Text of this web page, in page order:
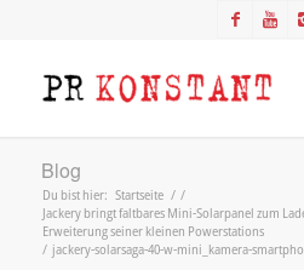
Blog
Du bist hier: Startseite / /
Jackery bringt faltbares Mini-Solarpanel zum
Erweiterung seiner kleinen Powerstations
/ jackery-solarsaga-40-w-mini_kamera-